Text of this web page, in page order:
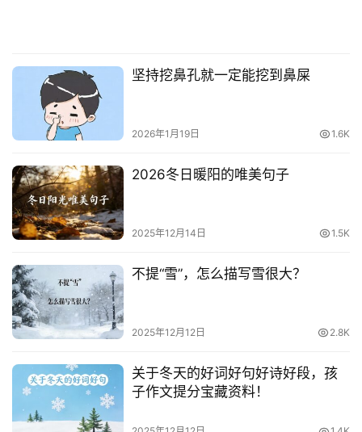
坚持挖鼻孔就一定能挖到鼻屎
2026年1月19日 1.6K
2026冬日暖阳的唯美句子
2025年12月14日 1.5K
不提“雪”，怎么描写雪很大？
2025年12月12日 2.8K
关于冬天的好词好句好诗好段，孩
子作文提分宝藏资料！